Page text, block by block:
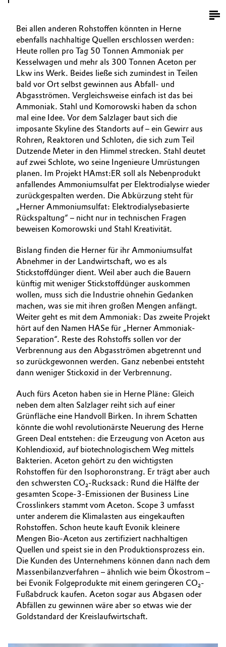
Bei allen anderen Rohstoffen könnten in Herne
ebenfalls nachhaltige Quellen erschlossen werden:
Heute rollen pro Tag 50 Tonnen Ammoniak per
Kesselwagen und mehr als 300 Tonnen Aceton per
Lkw ins Werk. Beides ließe sich zumindest in Teilen
bald vor Ort selbst gewinnen aus Abfall- und
Abgasströmen. Vergleichsweise einfach ist das bei
Ammoniak. Stahl und Komorowski haben da schon
mal eine Idee. Vor dem Salzlager baut sich die
imposante Skyline des Standorts auf – ein Gewirr aus
Rohren, Reaktoren und Schloten, die sich zum Teil
Dutzende Meter in den Himmel strecken. Stahl deutet
auf zwei Schlote, wo seine Ingenieure Umrüstungen
planen. Im Projekt HAmst:ER soll als Nebenprodukt
anfallendes Ammoniumsulfat per Elektrodialyse wieder
zurückgespalten werden. Die Abkürzung steht für
„Herner Ammoniumsulfat: Elektrodialysebasierte
Rückspaltung“ – nicht nur in technischen Fragen
beweisen Komorowski und Stahl Kreativität.
Bislang finden die Herner für ihr Ammoniumsulfat
Abnehmer in der Landwirtschaft, wo es als
Stickstoffdünger dient. Weil aber auch die Bauern
künftig mit weniger Stickstoffdünger auskommen
wollen, muss sich die Industrie ohnehin Gedanken
machen, was sie mit ihren großen Mengen anfängt.
Weiter geht es mit dem Ammoniak: Das zweite Projekt
hört auf den Namen HASe für „Herner Ammoniak-
Separation“. Reste des Rohstoffs sollen vor der
Verbrennung aus den Abgasströmen abgetrennt und
so zurückgewonnen werden. Ganz nebenbei entsteht
dann weniger Stickoxid in der Verbrennung.
Auch fürs Aceton haben sie in Herne Pläne: Gleich
neben dem alten Salzlager reiht sich auf einer
Grünfläche eine Handvoll Birken. In ihrem Schatten
könnte die wohl revolutionärste Neuerung des Herne
Green Deal entstehen: die Erzeugung von Aceton aus
Kohlendioxid, auf biotechnologischem Weg mittels
Bakterien. Aceton gehört zu den wichtigsten
Rohstoffen für den Isophoron­strang. Er trägt aber auch
den schwersten CO₂-Rucksack: Rund die Hälfte der
gesamten Scope-3-Emissionen der Business Line
Crosslinkers stammt vom Aceton. Scope 3 umfasst
unter anderem die Klimalasten aus eingekauften
Rohstoffen. Schon heute kauft Evonik kleinere
Mengen Bio-Aceton aus zertifiziert nachhaltigen
Quellen und speist sie in den Produktionsprozess ein.
Die Kunden des Unternehmens können dann nach dem
Massenbilanzverfahren – ähnlich wie beim Ökostrom –
bei Evonik Folgeprodukte mit einem geringeren CO₂-
Fußabdruck kaufen. Aceton sogar aus Abgasen oder
Abfällen zu gewinnen wäre aber so etwas wie der
Goldstandard der Kreislaufwirtschaft.